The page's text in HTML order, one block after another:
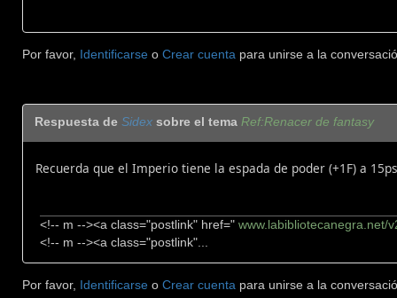
Por favor, Identificarse o Crear cuenta para unirse a la
Respuesta de Sidex sobre el tema Ref:Renacer de fantasy
Recuerda que el Imperio tiene la espada de poder (+1F) a
<!-- m --><a class="postlink" href=" www.labibliotecanegra.net/
<!-- m --><a class="postlink"...
Por favor, Identificarse o Crear cuenta para unirse a la